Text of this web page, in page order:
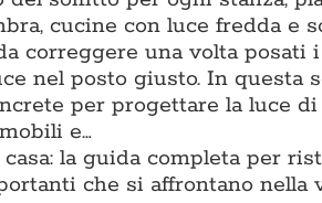
cucine con luce fredda
correggere una volta
nel posto giusto. In questa
per progettare la luce
e…
la guida completa per
che si affrontano nella